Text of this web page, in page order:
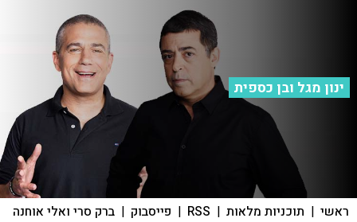
ינון מגל ובן כספית
ראשי | תוכניות מלאות |
RSS
| פייסבוק | ברק סרי ואלי אוחנה